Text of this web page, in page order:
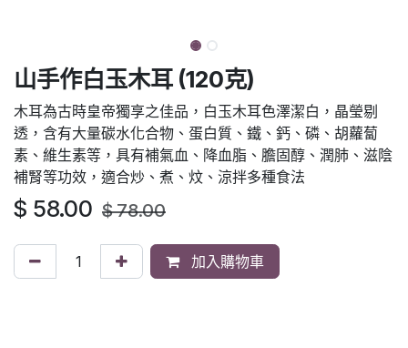
山手作白玉木耳 (120克)
木耳為古時皇帝獨享之佳品，白玉木耳色澤潔白，晶瑩剔
透，含有大量碳水化合物、蛋白質、鐵、鈣、磷、胡蘿蔔
素、維生素等，具有補氣血、降血脂、膽固醇、潤肺、滋陰
補腎等功效，適合炒、煮、炆、涼拌多種食法
$ 58.00 $78.00
加入購物車